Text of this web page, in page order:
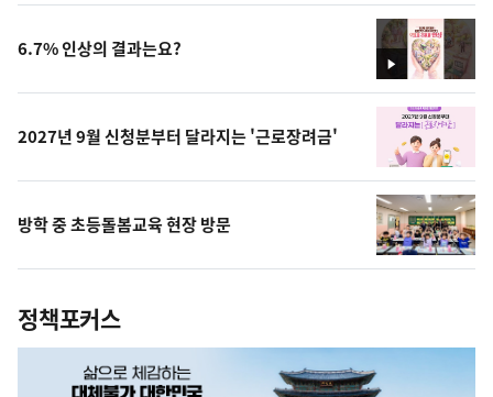
상
영
상
6.7% 인상의 결과는요?
2027년 9월 신청분부터 달라지는 '근로장려금'
방학 중 초등돌봄교육 현장 방문
정책포커스